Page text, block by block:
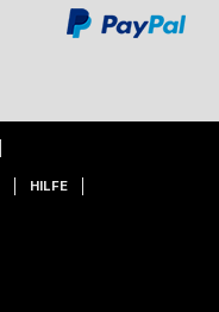
HILFE